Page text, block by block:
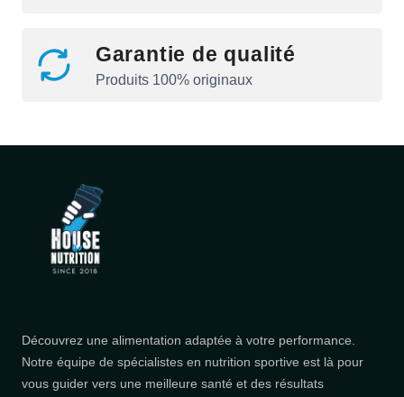
Garantie de qualité
Produits 100% originaux
Découvrez une alimentation adaptée à votre performance.
Notre équipe de spécialistes en nutrition sportive est là pour
vous guider vers une meilleure santé et des résultats